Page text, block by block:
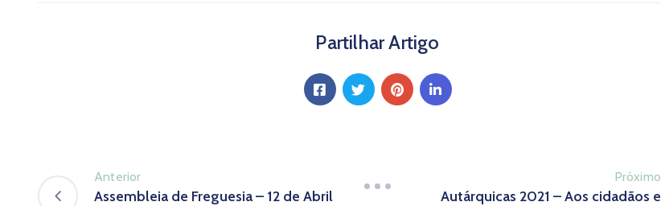
Partilhar Artigo
Anterior
Assembleia de Freguesia – 12 de Abril
Próximo
Autárquicas 2021 – Aos cidadãos e